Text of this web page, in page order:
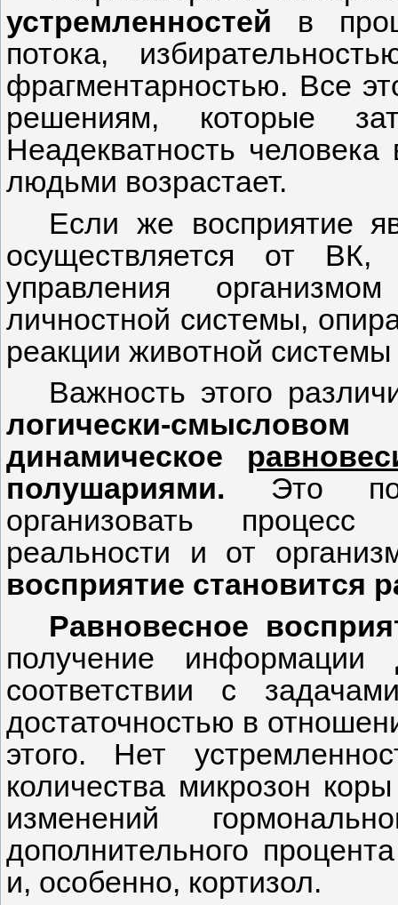
устремленностей в
потока,
фрагментарностью. Все
решениям, которые
Неадекватность
людьми возрастает.
Если же восприятие
осуществляется от ВК,
управления
личностной системы,
реакции животной
Важность этого
логически-
динамическое
полушариями. Это
организовать
реальности и от
восприятие становится
Равновесное
получение
соответствии с
достаточностью в
этого. Нет
количества микрозон
изменений
дополнительного
и, особенно, кортизол.